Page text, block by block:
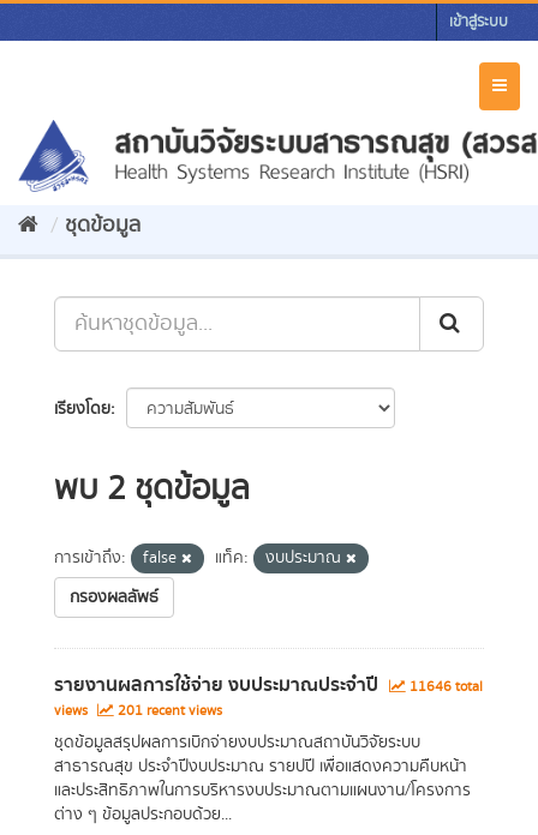
Skip
to
เข้าสู่ระบบ
ชุดข้อมูล
เรียงโดย
พบ 2 ชุดข้อมูล
การเข้าถึง: false แท็ค:
งบประมาณ
กรองผลลัพธ์
รายงานผลการใช้จ่าย งบประมาณประจำปี
11646 total
views
201 recent views
ชุดข้อมูลสรุปผลการเบิกจ่ายงบประมาณสถาบันวิจัยระบบ
สาธารณสุข ประจำปีงบประมาณ รายปปี เพื่อแสดงความคืบหน้า
และประสิทธิภาพในการบริหารงบประมาณตามแผนงาน/โครงการ
ต่าง ๆ ข้อมูลประกอบด้วย...